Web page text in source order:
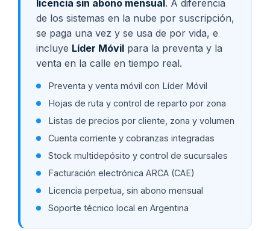
licencia sin abono mensual. A diferencia
de los sistemas en la nube por suscripción,
se paga una vez y se usa de por vida, e
incluye Líder Móvil para la preventa y la
venta en la calle en tiempo real.
Preventa y venta móvil con Líder Móvil
Hojas de ruta y control de reparto por zona
Listas de precios por cliente, zona y volumen
Cuenta corriente y cobranzas integradas
Stock multidepósito y control de sucursales
Facturación electrónica ARCA (CAE)
Licencia perpetua, sin abono mensual
Soporte técnico local en Argentina